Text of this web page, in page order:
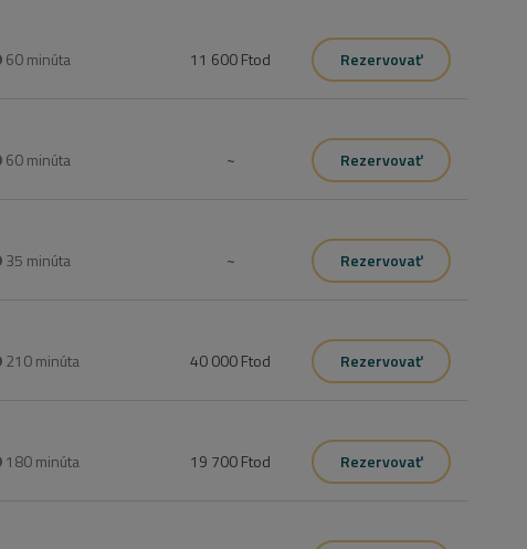
60minúta 11 600 Ftod Rezervovať
60minúta ~ Rezervovať
35 minúta ~ Rezervovať
210minúta 40 000 Ftod
Rezervovať
180minúta 19 700 Ftod
Rezervovať